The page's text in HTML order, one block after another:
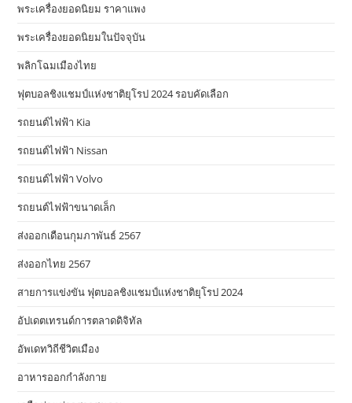
พระเครื่องยอดนิยม ราคาแพง
พระเครื่องยอดนิยมในปัจจุบัน
พลิกโฉมเมืองไทย
ฟุตบอลชิงแชมป์แห่งชาติยุโรป 2024 รอบคัดเลือก
รถยนต์ไฟฟ้า Kia
รถยนต์ไฟฟ้า Nissan
รถยนต์ไฟฟ้า Volvo
รถยนต์ไฟฟ้าขนาดเล็ก
ส่งออกเดือนกุมภาพันธ์ 2567
ส่งออกไทย 2567
สายการแข่งขัน ฟุตบอลชิงแชมป์แห่งชาติยุโรป 2024
อัปเดตเทรนด์การตลาดดิจิทัล
อัพเดทวิถีชีวิตเมือง
อาหารออกกําลังกาย